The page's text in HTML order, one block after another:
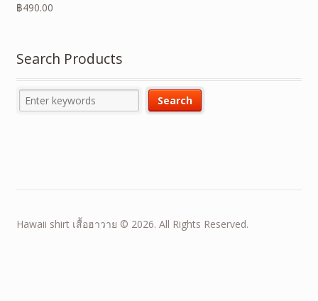
฿490.00
Search Products
Hawaii shirt เสื้อฮาวาย © 2026. All Rights Reserved.